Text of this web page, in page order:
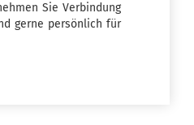
Sie Verbindung
gerne persönlich für